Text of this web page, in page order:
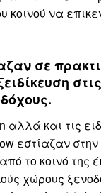
κοινού να
σε
αλλά και τις
εστίαζαν
το κοινό της
χώρους